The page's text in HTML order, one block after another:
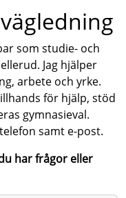
som studie- och
Jag hjälper
arbete och yrke.
för hjälp, stöd
gymnasieval.
samt e-post.
har frågor eller